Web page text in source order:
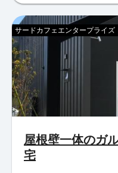
屋根壁一体のガ
宅
サードカフェエンタープライズ